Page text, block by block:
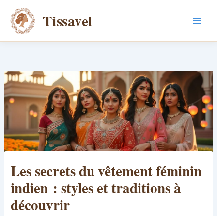
contenu
Tissavel
Les secrets du vêtement féminin
indien : styles et traditions à
découvrir